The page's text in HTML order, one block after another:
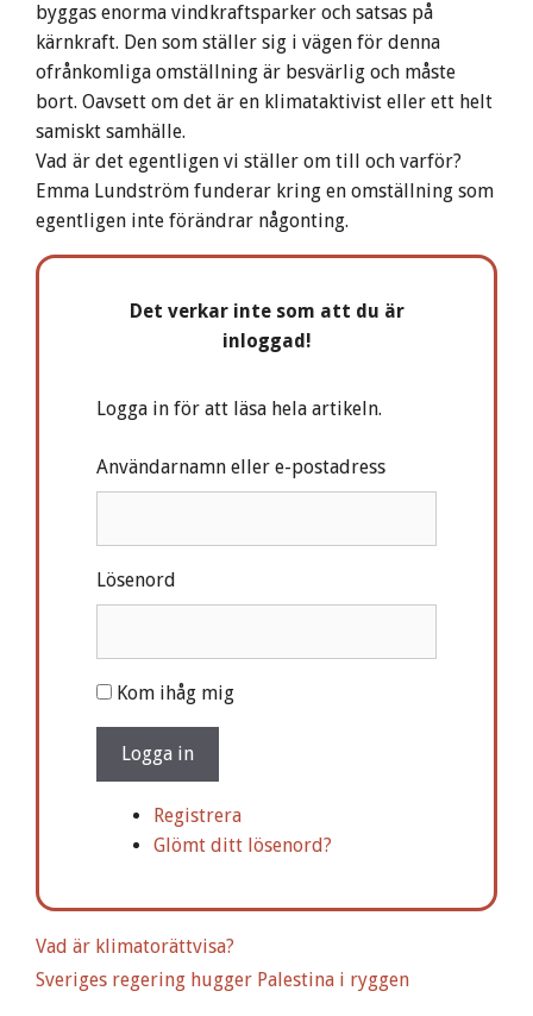
byggas enorma vindkraftsparker och satsas på
kärnkraft. Den som ställer sig i vägen för denna
ofrånkomliga omställning är besvärlig och måste
bort. Oavsett om det är en klimataktivist eller ett helt
samiskt samhälle.
Vad är det egentligen vi ställer om till och varför?
Emma Lundström funderar kring en omställning som
egentligen inte förändrar någonting.
Det verkar inte som att du är
inloggad!
Logga in för att läsa hela artikeln.
Användarnamn eller e-postadress
Lösenord
A
l
e
v
e
Kom ihåg mig
Logga in
Registrera
Glömt ditt lösenord?
Vad är klimatorättvisa?
Sveriges regering hugger Palestina i ryggen